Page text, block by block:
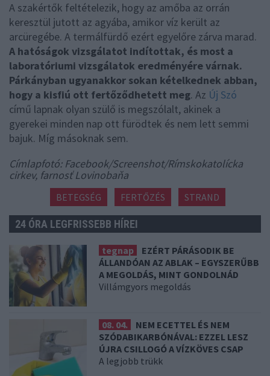
A szakértők feltételezik, hogy az amőba az orrán
keresztül jutott az agyába, amikor víz került az
arcüregébe. A termálfürdő ezért egyelőre zárva marad.
A hatóságok vizsgálatot indítottak, és most a
laboratóriumi vizsgálatok eredményére várnak.
Párkányban ugyanakkor sokan kételkednek abban,
hogy a kisfiú ott fertőződhetett meg. Az Új Szó
című lapnak olyan szülő is megszólalt, akinek a
gyerekei minden nap ott fürödtek és nem lett semmi
bajuk. Míg másoknak sem.
Címlapfotó: Facebook/Screenshot/Rímskokatolícka
cirkev, farnosť Lovinobaňa
BETEGSÉG FERTŐZÉS STRAND
24 ÓRA LEGFRISSEBB HÍREI
tegnap
EZÉRT PÁRÁSODIK BE
ÁLLANDÓAN AZ ABLAK – EGYSZERŰBB
A MEGOLDÁS, MINT GONDOLNÁD
Villámgyors megoldás
08. 04.
NEM ECETTEL ÉS NEM
SZÓDABIKARBÓNÁVAL: EZZEL LESZ
ÚJRA CSILLOGÓ A VÍZKÖVES CSAP
A legjobb trükk